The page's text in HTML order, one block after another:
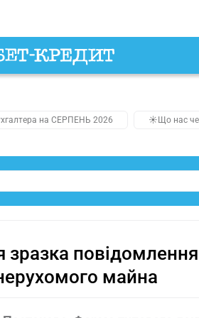
на СЕРПЕНЬ 2026 ☀️Що нас
майна